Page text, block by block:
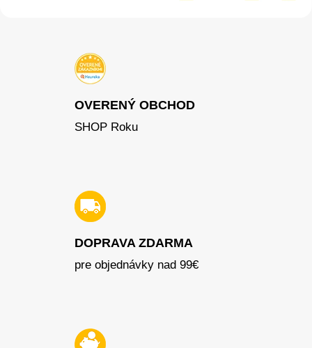
OVERENÝ OBCHOD
SHOP Roku
DOPRAVA ZDARMA
pre objednávky nad 99€